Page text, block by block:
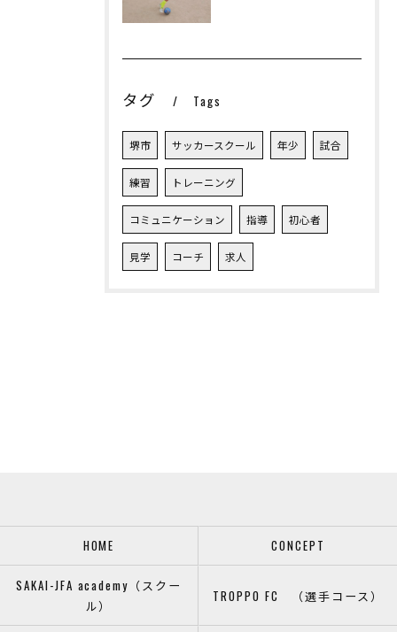
タグ Tags
堺市 サッカースクール 年少 試合
練習 トレーニング
コミュニケーション 指導 初心者
見学 コーチ 求人
HOME CONCEPT
SAKAI-JFA academy（スクー
ル）
TROPPO FC （選手コース）